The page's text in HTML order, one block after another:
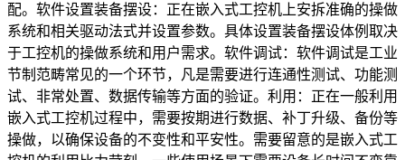
配。软件设置装备摆设：正在嵌入式工控机上安拆准确的操做
系统和相关驱动法式并设置参数。具体设置装备摆设体例取决
于工控机的操做系统和用户需求。软件调试：软件调试是工业
节制范畴常见的一个环节，凡是需要进行连通性测试、功能测
试、非常处置、数据传输等方面的验证。利用：正在一般利用
嵌入式工控机过程中，需要按期进行数据、补丁升级、备份等
操做，以确保设备的不变性和平安性。需要留意的是嵌入式工